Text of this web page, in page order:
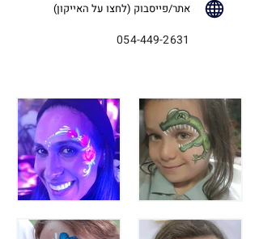
אתר/פייסבוק (לחצו על האייקון)
054-449-2631